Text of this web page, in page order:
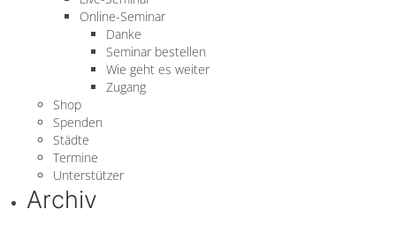
Online-Seminar
Danke
Seminar bestellen
Wie geht es weiter
Zugang
Shop
Spenden
Städte
Termine
Unterstützer
Archiv